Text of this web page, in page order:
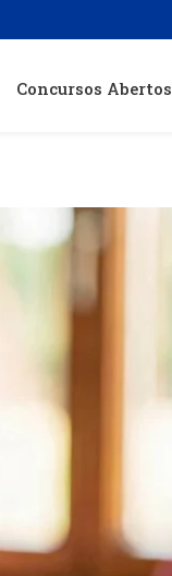
Concursos Abertos